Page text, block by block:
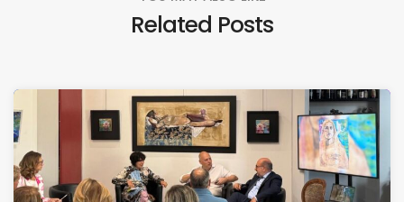
Related Posts